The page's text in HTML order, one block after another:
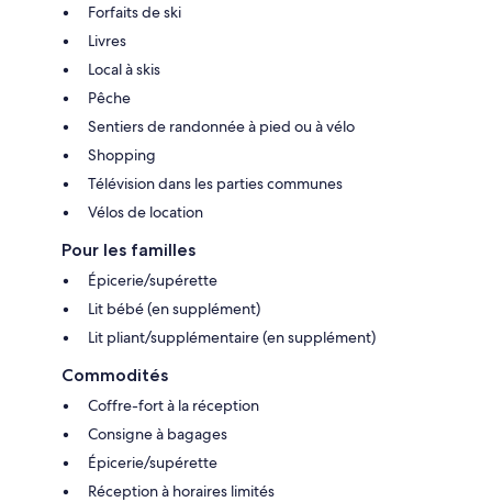
Forfaits de ski
Livres
Local à skis
Pêche
Sentiers de randonnée à pied ou à vélo
Shopping
Télévision dans les parties communes
Vélos de location
Pour les familles
Épicerie/supérette
Lit bébé (en supplément)
Lit pliant/supplémentaire (en supplément)
Commodités
Coffre-fort à la réception
Consigne à bagages
Épicerie/supérette
Réception à horaires limités